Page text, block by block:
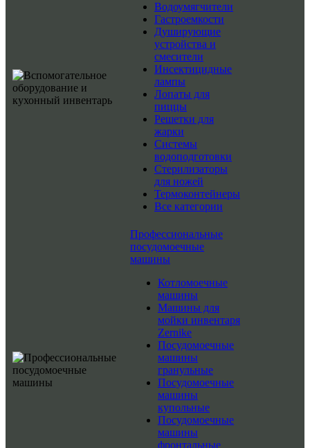
Водоумягчители
Гастроемкости
Душирующие
устройства и
смесители
Инсектицидные
лампы
Лопаты для
пиццы
Решетки для
жарки
Системы
водоподготовки
Стерилизаторы
для ножей
Термоконтейнеры
Все категории
Профессиональные
посудомоечные
машины
Котломоечные
машины
Машины для
мойки инвентаря
Zernike
Посудомоечные
машины
гранульные
Посудомоечные
машины
купольные
Посудомоечные
машины
фронтальные